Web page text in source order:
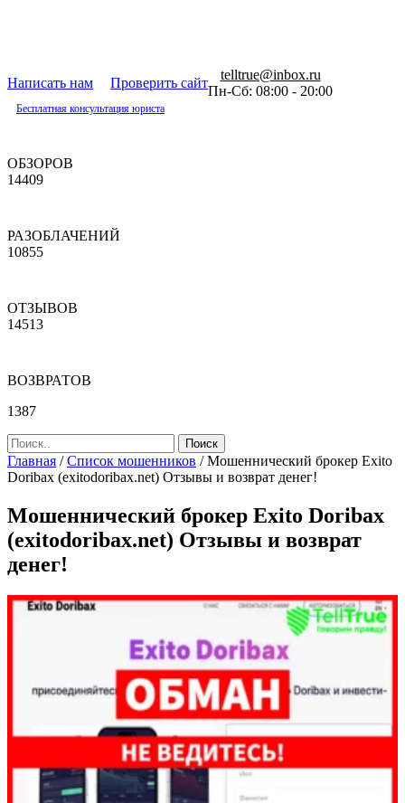
Написать нам Проверить сайт
telltrue@inbox.ru
Пн-Сб: 08:00 - 20:00
Бесплатная консультация юриста
ОБЗОРОВ
14409
РАЗОБЛАЧЕНИЙ
10855
ОТЗЫВОВ
14513
ВОЗВРАТОВ
1387
Главная /Список мошенников /Мошеннический брокер Exito
Doribax (exitodoribax.net) Отзывы и возврат денег!
Мошеннический брокер Exito Doribax
(exitodoribax.net) Отзывы и возврат
денег!